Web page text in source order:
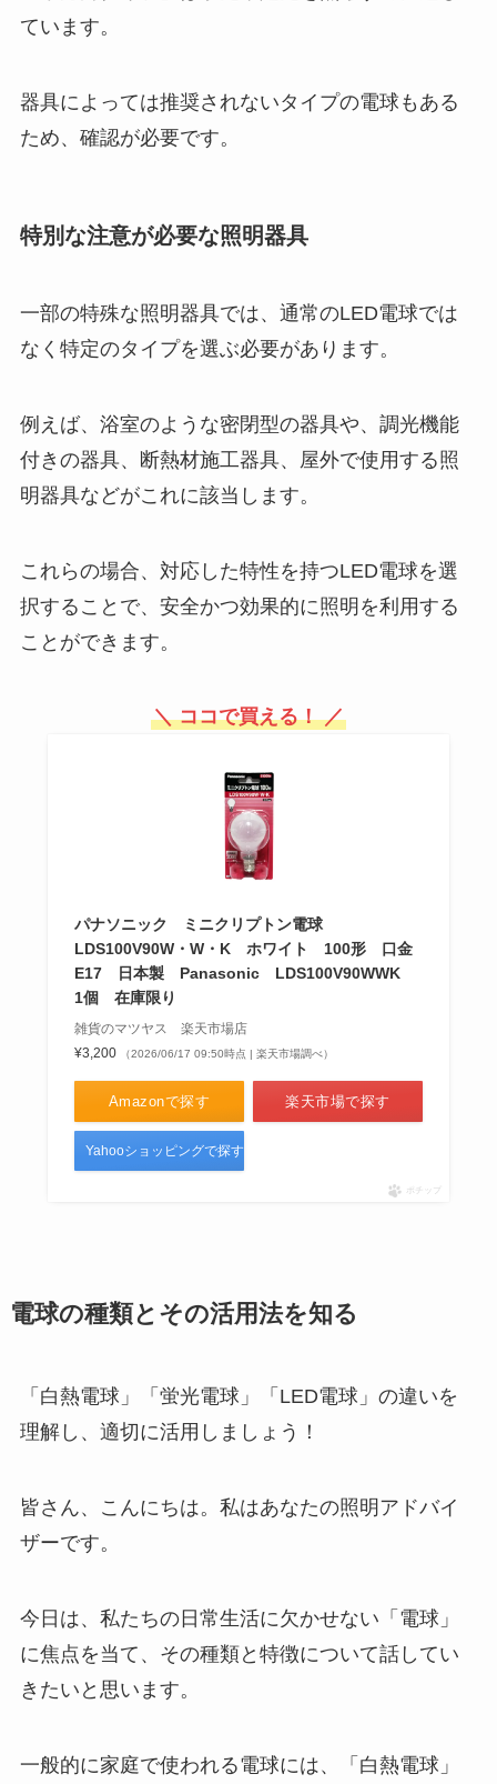
ています。
器具によっては推奨されないタイプの電球もある
ため、確認が必要です。
特別な注意が必要な照明器具
一部の特殊な照明器具では、通常のLED電球では
なく特定のタイプを選ぶ必要があります。
例えば、浴室のような密閉型の器具や、調光機能
付きの器具、断熱材施工器具、屋外で使用する照
明器具などがこれに該当します。
これらの場合、対応した特性を持つLED電球を選
択することで、安全かつ効果的に照明を利用する
ことができます。
＼ ココで買える！ ／
パナソニック ミニクリプトン電球
LDS100V90W・W・K ホワイト 100形 口金
E17 日本製 Panasonic LDS100V90WWK
1個 在庫限り
雑貨のマツヤス 楽天市場店
¥3,200
（2026/06/17 09:50時点 | 楽天市場調べ）
Amazonで探す 楽天市場で探す
Yahooショッピングで探す
ポチップ
電球の種類とその活用法を知る
「白熱電球」「蛍光電球」「LED電球」の違いを
理解し、適切に活用しましょう！
皆さん、こんにちは。私はあなたの照明アドバイ
ザーです。
今日は、私たちの日常生活に欠かせない「電球」
に焦点を当て、その種類と特徴について話してい
きたいと思います。
一般的に家庭で使われる電球には、「白熱電球」